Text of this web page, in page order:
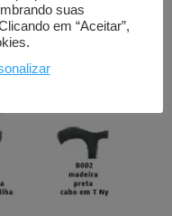
suas
em “Aceitar”,